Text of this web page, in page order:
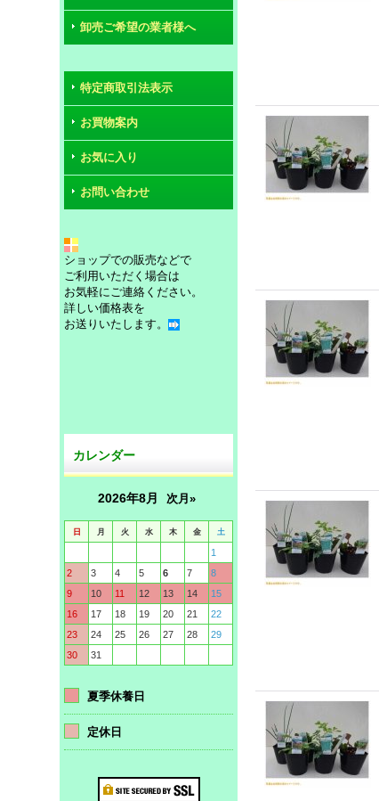
卸売ご希望の業者様へ
特定商取引法表示
お買物案内
お気に入り
お問い合わせ
ショップでの販売などで
ご利用いただく場合は
お気軽にご連絡ください。
詳しい価格表を
お送りいたします。
カレンダー
2026年8月 次月»
日 月 火 水 木 金 土
1
2
3 4 5 6 7
8
9
10 11 12 13 14
15
16
17 18 19 20 21
22
23
24 25 26 27 28
29
30
31
夏季休養日
定休日